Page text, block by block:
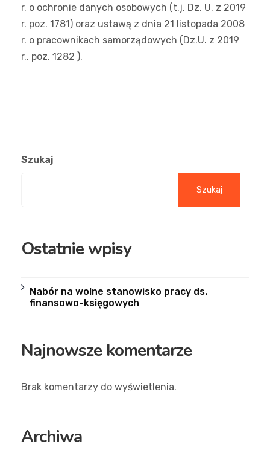
r. o ochronie danych osobowych (t.j. Dz. U. z 2019
r. poz. 1781) oraz ustawą z dnia 21 listopada 2008
r. o pracownikach samorządowych (Dz.U. z 2019
r., poz. 1282 ).
Szukaj
Szukaj
Ostatnie wpisy
Nabór na wolne stanowisko pracy ds.
finansowo-księgowych
Najnowsze komentarze
Brak komentarzy do wyświetlenia.
Archiwa